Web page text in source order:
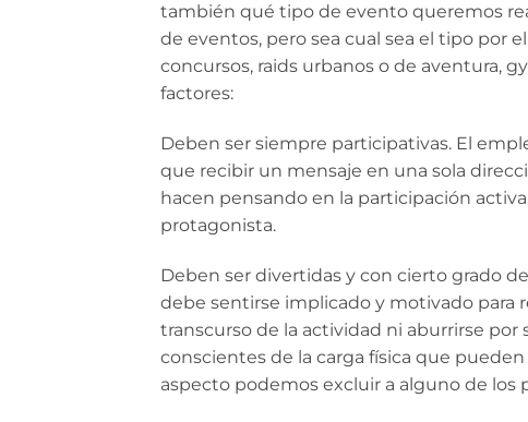
también qué tipo de evento queremos
de eventos, pero sea cual sea el tipo por
concursos, raids urbanos o de aventura,
factores:
Deben ser siempre participativas. El
que recibir un mensaje en una sola
hacen pensando en la participación
protagonista.
Deben ser divertidas y con cierto grado
debe sentirse implicado y motivado para
transcurso de la actividad ni aburrirse
conscientes de la carga física que
aspecto podemos excluir a alguno de los